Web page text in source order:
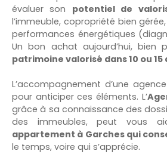
évaluer son potentiel de
l’immeuble, copropriété bien
performances énergétiques
Un bon achat aujourd’hui, bien
patrimoine valorisé dans 10 ou 15
L’accompagnement d’une
pour anticiper ces éléments. L’
grâce à sa connaissance des
des immeubles, peut vous
appartement à Garches qui
le temps, voire qui s’apprécie.